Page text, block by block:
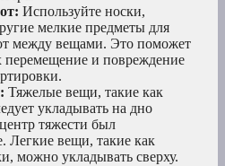
Используйте носки,
мелкие предметы для
между вещами. Это поможет
перемещение и повреждение
Тяжелые вещи, такие как
укладывать на дно
тяжести был
Легкие вещи, такие как
можно укладывать сверху.